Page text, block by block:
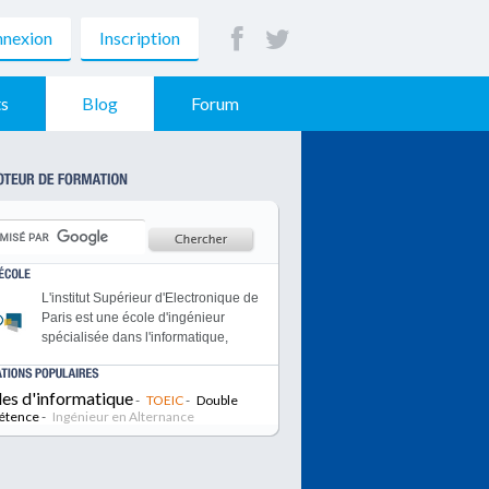
Inscription
Blog Forum
L'institut Supérieur d'Electronique de
Paris est une école d'ingénieur
spécialisée dans l'informatique,
télécommunications.
ESTACA forme en 5 ans après le
Bac des ingénieurs dans les
secteurs Automobile, Aéronautique,
d'informatique- TOEIC- Double
- Ingénieur en Alternance